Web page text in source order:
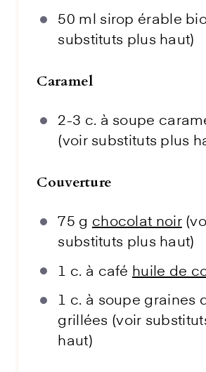
50 ml sirop érable
substituts plus haut)
Caramel
2-3 c. à soupe
(voir substituts plus
Couverture
75 g chocolat noir
substituts plus haut)
1 c. à café huile de
1 c. à soupe graines
grillées (voir
haut)